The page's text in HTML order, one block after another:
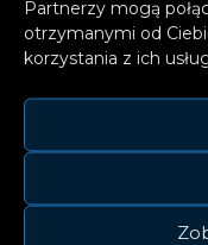
Partnerzy mogą
otrzymanymi od
korzystania z ich
trafiła na #2
się zaraz za
Marissa
wokalistek na
miesięcznych
milion.